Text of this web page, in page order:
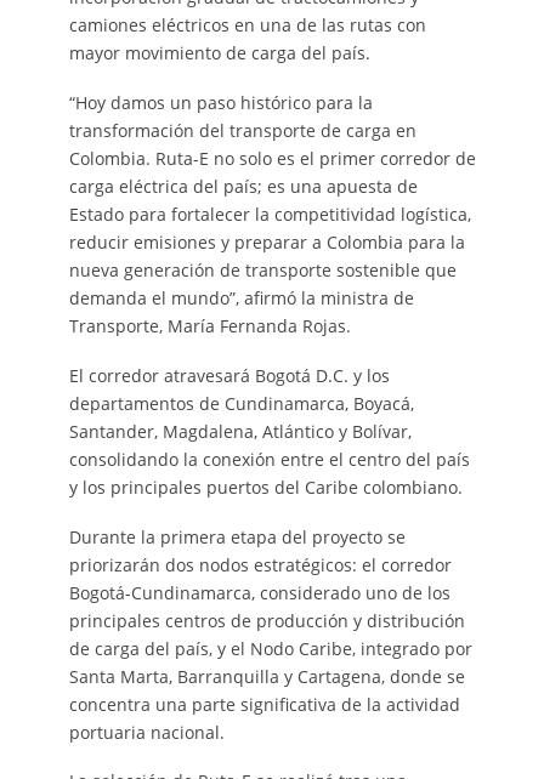
camiones eléctricos en una de las rutas con
mayor movimiento de carga del país.
“Hoy damos un paso histórico para la
transformación del transporte de carga en
Colombia. Ruta-E no solo es el primer corredor de
carga eléctrica del país; es una apuesta de
Estado para fortalecer la competitividad logística,
reducir emisiones y preparar a Colombia para la
nueva generación de transporte sostenible que
demanda el mundo”, afirmó la ministra de
Transporte, María Fernanda Rojas.
El corredor atravesará Bogotá D.C. y los
departamentos de Cundinamarca, Boyacá,
Santander, Magdalena, Atlántico y Bolívar,
consolidando la conexión entre el centro del país
y los principales puertos del Caribe colombiano.
Durante la primera etapa del proyecto se
priorizarán dos nodos estratégicos: el corredor
Bogotá-Cundinamarca, considerado uno de los
principales centros de producción y distribución
de carga del país, y el Nodo Caribe, integrado por
Santa Marta, Barranquilla y Cartagena, donde se
concentra una parte significativa de la actividad
portuaria nacional.